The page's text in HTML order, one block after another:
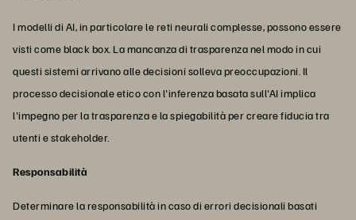
I modelli di AI, in particolare le reti neurali complesse, possono essere
visti come black box. La mancanza di trasparenza nel modo in cui
questi sistemi arrivano alle decisioni solleva preoccupazioni. Il
processo decisionale etico con l'inferenza basata sull'AI implica
l'impegno per la trasparenza e la spiegabilità per creare fiducia tra
utenti e stakeholder.
Responsabilità
Determinare la responsabilità in caso di errori decisionali basati